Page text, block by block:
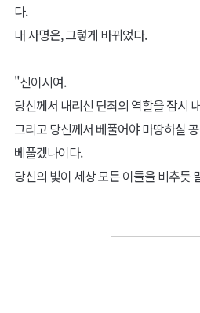
다.
내 사명은, 그렇게 바뀌었다.
"신이시여.
당신께서 내리신 단죄의 역할을 잠시
그리고 당신께서 베풀어야 마땅하실
베풀겠나이다.
당신의 빛이 세상 모든 이들을 비추듯